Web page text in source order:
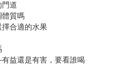
門道
體質嗎
合適的水果
益還是有害，要看誰喝